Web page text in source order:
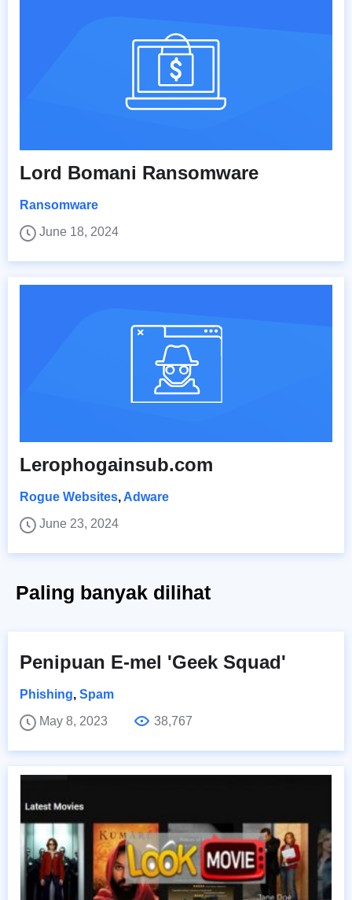
Lord Bomani Ransomware
Ransomware
June 18, 2024
Lerophogainsub.com
Rogue Websites, Adware
June 23, 2024
Paling banyak dilihat
Penipuan E-mel 'Geek Squad'
Phishing, Spam
May 8, 2023
38,767